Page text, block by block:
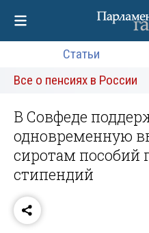
Статьи
Все о пенсиях в России
В Совфеде
одновременную
сиротам пособий
стипендий